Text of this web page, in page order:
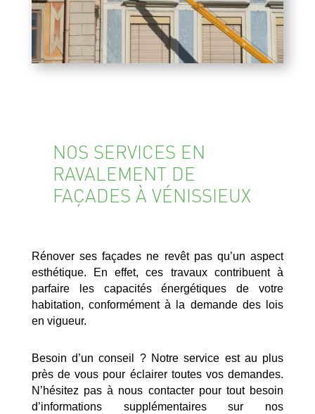
NOS SERVICES EN
RAVALEMENT DE
FAÇADES À VÉNISSIEUX
Rénover ses façades ne revêt pas qu’un aspect
esthétique. En effet, ces travaux contribuent à
parfaire les capacités énergétiques de votre
habitation, conformément à la demande des lois
en vigueur.
Besoin d’un conseil ? Notre service est au plus
près de vous pour éclairer toutes vos demandes.
N’hésitez pas à nous contacter pour tout besoin
d’informations supplémentaires sur nos